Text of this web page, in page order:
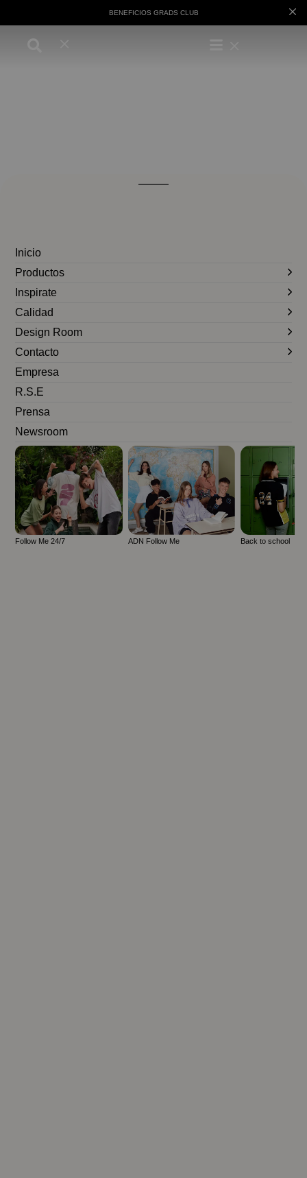
BENEFICIOS GRADS CLUB
Inicio
Productos
Inspirate
Calidad
Design Room
Contacto
Empresa
R.S.E
Prensa
Newsroom
Follow Me 24/7 ADN Follow Me Back to school